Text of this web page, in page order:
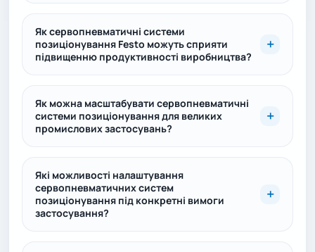
Як сервопневматичні системи
позиціонування Festo можуть сприяти
підвищенню продуктивності виробництва?
Як можна масштабувати сервопневматичні
системи позиціонування для великих
промислових застосувань?
Які можливості налаштування
сервопневматичних систем
позиціонування під конкретні вимоги
застосування?